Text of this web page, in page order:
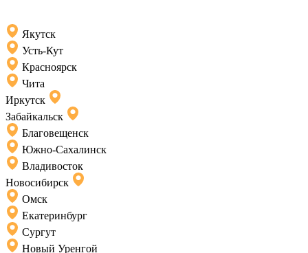
Якутск
Усть-Кут
Красноярск
Чита
Иркутск
Забайкальск
Благовещенск
Южно-Сахалинск
Владивосток
Новосибирск
Омск
Екатеринбург
Сургут
Новый Уренгой